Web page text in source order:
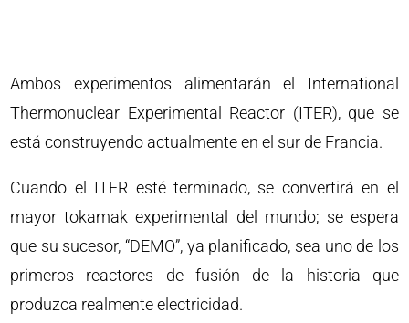
Ambos experimentos alimentarán el International
Thermonuclear Experimental Reactor (ITER), que se
está construyendo actualmente en el sur de Francia.
Cuando el ITER esté terminado, se convertirá en el
mayor tokamak experimental del mundo; se espera
que su sucesor, “DEMO”, ya planificado, sea uno de los
primeros reactores de fusión de la historia que
produzca realmente electricidad.